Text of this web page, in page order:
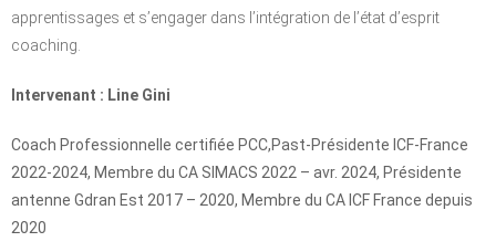
apprentissages et s’engager dans l’intégration de l’état d’esprit
coaching.
Intervenant : Line Gini
Coach Professionnelle certifiée PCC,Past-Présidente ICF-France
2022-2024, Membre du CA SIMACS 2022 – avr. 2024, Présidente
antenne Gdran Est 2017 – 2020, Membre du CA ICF France depuis
2020